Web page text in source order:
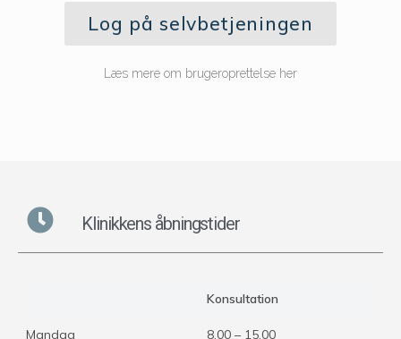
Log på selvbetjeningen
Læs mere om brugeroprettelse her
Klinikkens åbningstider
Konsultation
Mandag 8.00 – 15.00